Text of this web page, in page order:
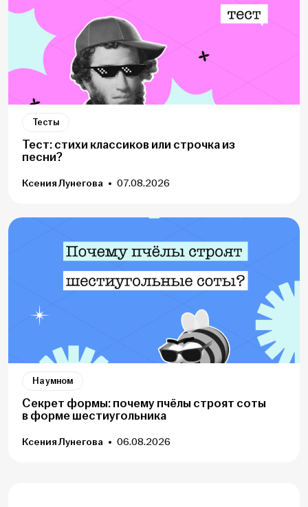
Тесты
Тест: стихи классиков или строчка из
песни?
Ксения Лунегова 07.08.2026
На умном
Секрет формы: почему пчёлы строят соты
в форме шестиугольника
Ксения Лунегова 06.08.2026